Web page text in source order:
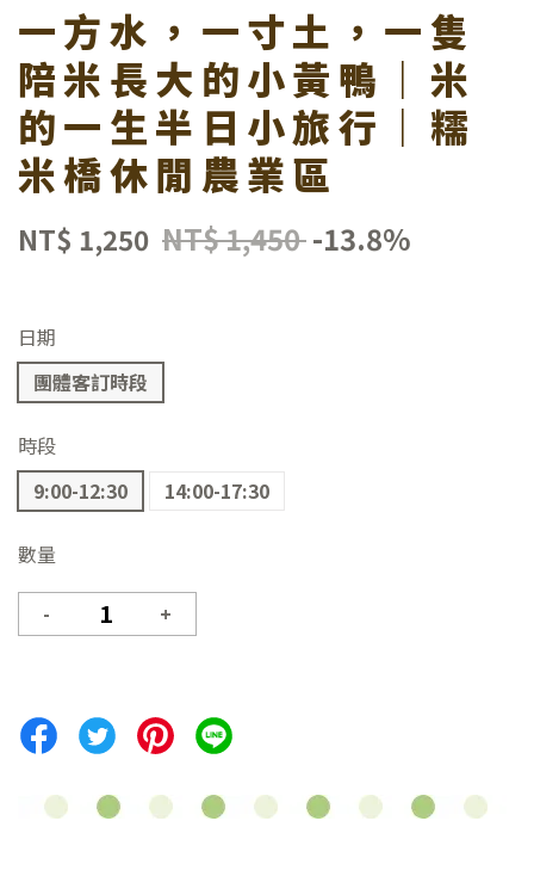
一方水，一寸土，一隻
陪米長大的小黃鴨｜米
的一生半日小旅行｜糯
米橋休閒農業區
NT$ 1,250 NT$ 1,450-13.8%
日期
團體客訂時段
時段
9:00-12:30
14:00-17:30
數量
- +